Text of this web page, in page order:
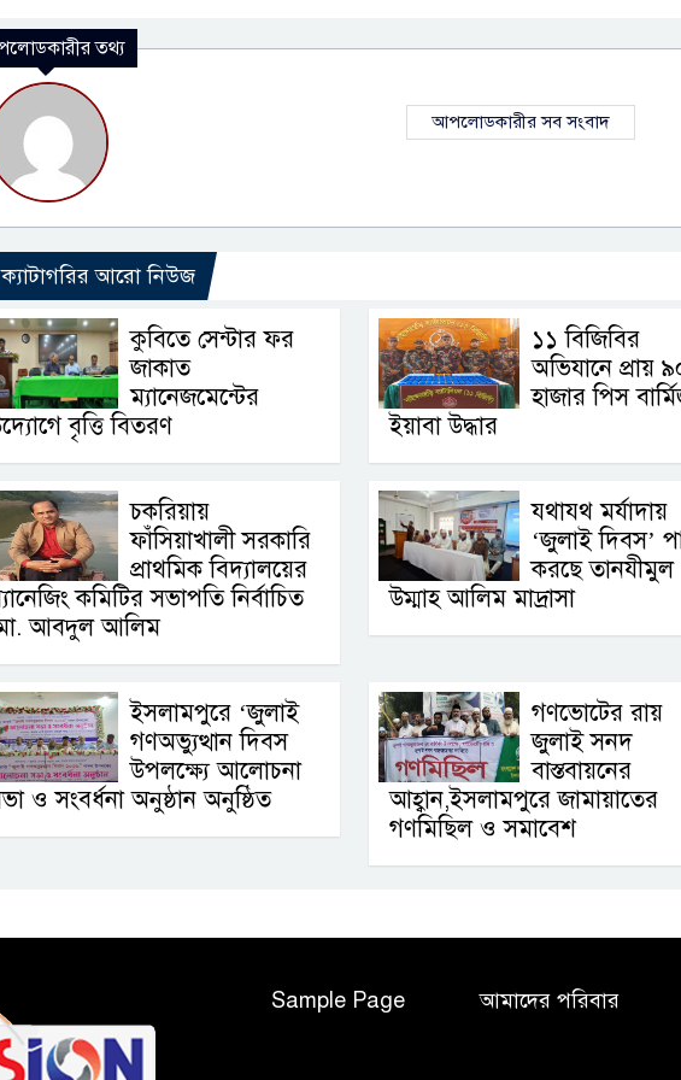
তথ্য
আপলোডকারীর সব সংবাদ
আরো নিউজ
কুবিতে সেন্টার ফর
জাকাত
ম্যানেজমেন্টের
বৃত্তি বিতরণ
১১ বিজিবির
অভিযানে প্রায়
হাজার পিস
ইয়াবা উদ্ধার
চকরিয়ায়
ফাঁসিয়াখালী সরকারি
প্রাথমিক বিদ্যালয়ের
কমিটির সভাপতি নির্বাচিত
আবদুল আলিম
যথাযথ মর্যাদায়
‘জুলাই দিবস’
করছে তানযীমুল
উম্মাহ আলিম মাদ্রাসা
ইসলামপুরে ‘জুলাই
গণঅভ্যুত্থান দিবস
উপলক্ষ্যে আলোচনা
ও সংবর্ধনা অনুষ্ঠান অনুষ্ঠিত
গণভোটের রায়
জুলাই সনদ
বাস্তবায়নের
আহ্বান,ইসলামপুরে জামায়াতের
গণমিছিল ও সমাবেশ
Sample Page আমাদের পরিবার